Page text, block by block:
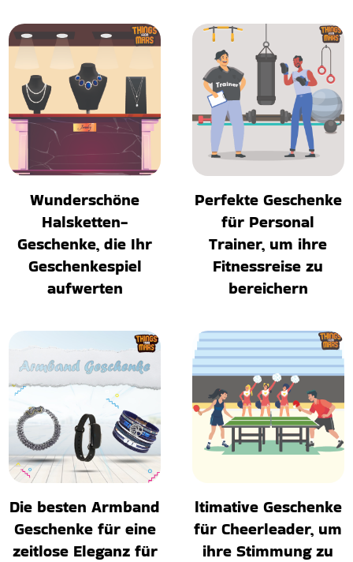
Wunderschöne
Halsketten-
Geschenke, die Ihr
Geschenkespiel
aufwerten
Perfekte Geschenke
für Personal
Trainer, um ihre
Fitnessreise zu
bereichern
Die besten Armband
Geschenke für eine
zeitlose Eleganz für
ltimative Geschenke
für Cheerleader, um
ihre Stimmung zu